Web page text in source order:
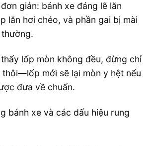
giản: bánh xe đáng lẽ lăn
lăn hơi chéo, và phần gai bị mài
lốp mòn không đều, đừng chỉ
mới sẽ lại mòn y hệt nếu
đưa về chuẩn.